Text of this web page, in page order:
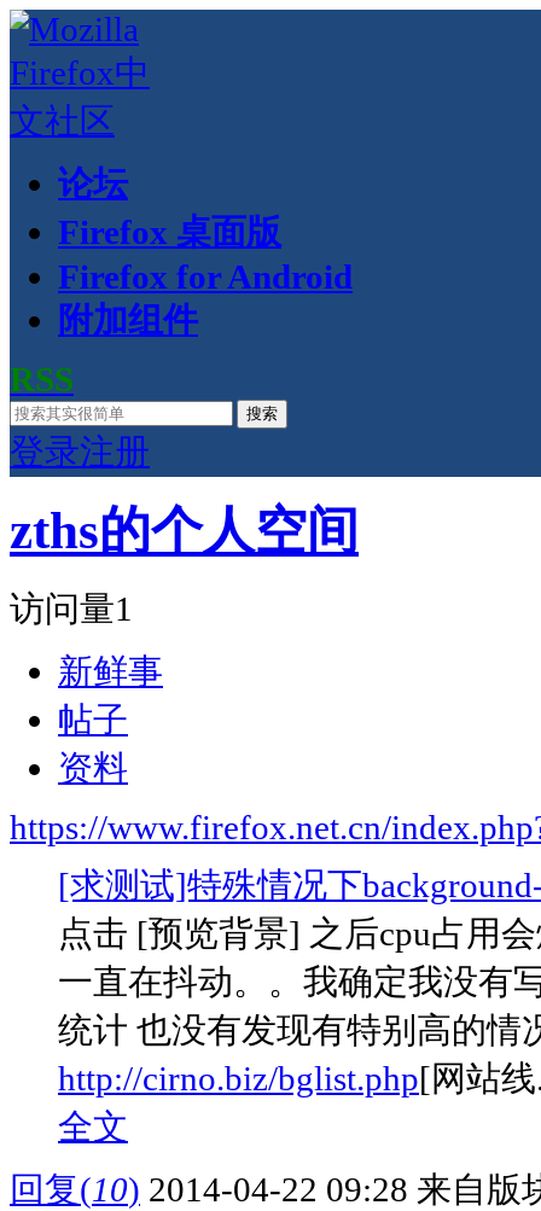
论坛
Firefox 桌面版
Firefox for Android
附加组件
RSS
搜索
登录注册
zths的个人空间
访问量1
新鲜事
帖子
资料
https://www.firefox.net.cn/
[求测试]特殊情况下
点击 [预览背景] 之后cpu占用
一直在抖动。。我确定我没有
统计 也没有发现有特别高的情
http://cirno.biz/bglist.php[网站线
全文
回复(10) 2014-04-22 09:28 来自版